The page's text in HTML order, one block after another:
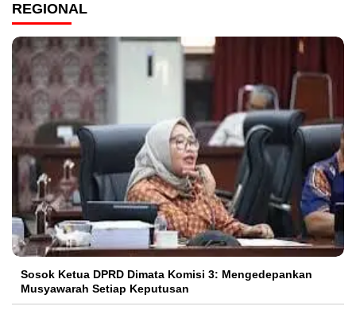
REGIONAL
Sosok Ketua DPRD Dimata Komisi 3: Mengedepankan
Musyawarah Setiap Keputusan